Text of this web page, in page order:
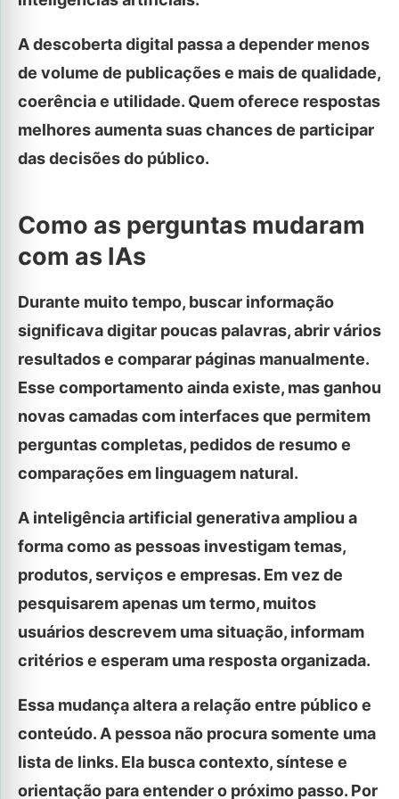
A descoberta digital passa a depender menos
de volume de publicações e mais de qualidade,
coerência e utilidade. Quem oferece respostas
melhores aumenta suas chances de participar
das decisões do público.
Como as perguntas mudaram
com as IAs
Durante muito tempo, buscar informação
significava digitar poucas palavras, abrir vários
resultados e comparar páginas manualmente.
Esse comportamento ainda existe, mas ganhou
novas camadas com interfaces que permitem
perguntas completas, pedidos de resumo e
comparações em linguagem natural.
A inteligência artificial generativa ampliou a
forma como as pessoas investigam temas,
produtos, serviços e empresas. Em vez de
pesquisarem apenas um termo, muitos
usuários descrevem uma situação, informam
critérios e esperam uma resposta organizada.
Essa mudança altera a relação entre público e
conteúdo. A pessoa não procura somente uma
lista de links. Ela busca contexto, síntese e
orientação para entender o próximo passo. Por